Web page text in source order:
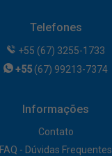
Telefones
+55 (67) 3255-1733
+55 (67) 99213-7374
Informações
Contato
FAQ - Dúvidas Frequentes